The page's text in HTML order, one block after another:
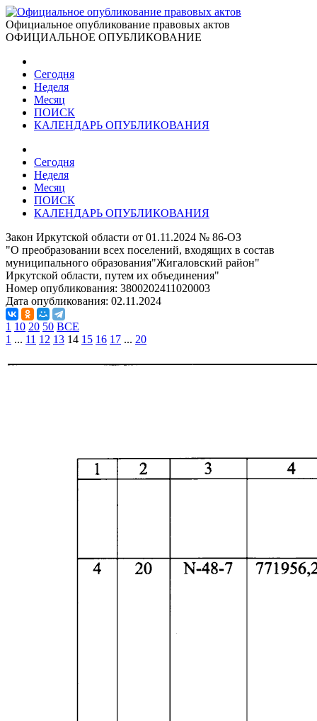
Официальное опубликование правовых актов
ОФИЦИАЛЬНОЕ ОПУБЛИКОВАНИЕ
Сегодня
Неделя
Месяц
ПОИСК
КАЛЕНДАРЬ ОПУБЛИКОВАНИЯ
Сегодня
Неделя
Месяц
ПОИСК
КАЛЕНДАРЬ ОПУБЛИКОВАНИЯ
Закон Иркутской области от 01.11.2024 № 86-ОЗ
"О преобразовании всех поселений, входящих в состав
муниципального образования"Жигаловский район"
Иркутской области, путем их объединения"
Номер опубликования: 3800202411020003
Дата опубликования: 02.11.2024
1 10 20 50 ВСЕ
1 ... 11 12 13 14 15 16 17 ... 20